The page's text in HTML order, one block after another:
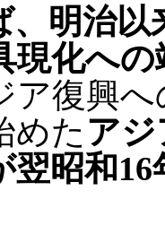
、明治
現化へ
ア復興
めた ア
翌昭和